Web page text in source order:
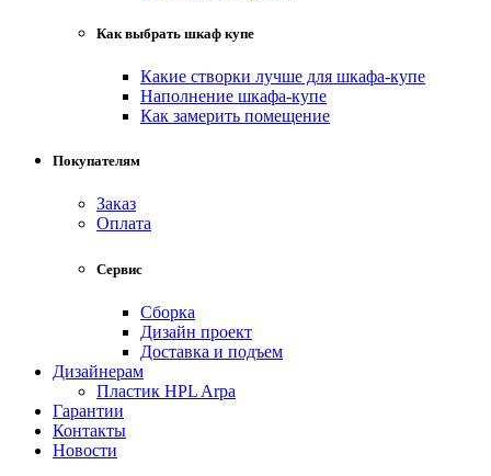
Как выбрать шкаф купе
Какие створки лучше для шкафа-купе
Наполнение шкафа-купе
Как замерить помещение
Покупателям
Заказ
Оплата
Сервис
Сборка
Дизайн проект
Доставка и подъем
Дизайнерам
Пластик HPL Arpa
Гарантии
Контакты
Новости